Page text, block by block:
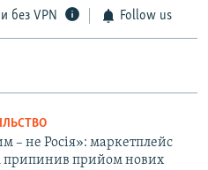
без VPN Follow us
– не Росія»: маркетплейс
припинив прийом нових